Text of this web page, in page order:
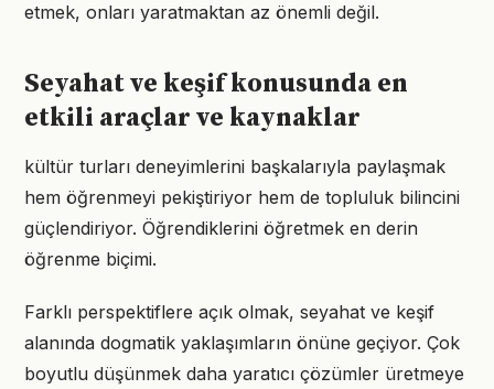
etmek, onları yaratmaktan az önemli değil.
Seyahat ve keşif konusunda en
etkili araçlar ve kaynaklar
kültür turları deneyimlerini başkalarıyla paylaşmak
hem öğrenmeyi pekiştiriyor hem de topluluk bilincini
güçlendiriyor. Öğrendiklerini öğretmek en derin
öğrenme biçimi.
Farklı perspektiflere açık olmak, seyahat ve keşif
alanında dogmatik yaklaşımların önüne geçiyor. Çok
boyutlu düşünmek daha yaratıcı çözümler üretmeye